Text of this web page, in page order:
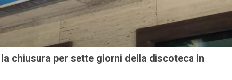
chiusura per sette giorni della discoteca in